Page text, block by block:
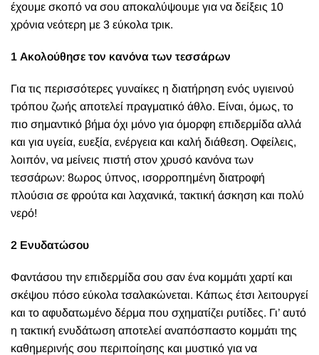
έχουμε σκοπό να σου αποκαλύψουμε για να δείξεις 10
χρόνια νεότερη με 3 εύκολα τρικ.
1 Ακολούθησε τον κανόνα των τεσσάρων
Για τις περισσότερες γυναίκες η διατήρηση ενός υγιεινού
τρόπου ζωής αποτελεί πραγματικό άθλο. Είναι, όμως, το
πιο σημαντικό βήμα όχι μόνο για όμορφη επιδερμίδα αλλά
και για υγεία, ευεξία, ενέργεια και καλή διάθεση. Οφείλεις,
λοιπόν, να μείνεις πιστή στον χρυσό κανόνα των
τεσσάρων: 8ωρος ύπνος, ισορροπημένη διατροφή
πλούσια σε φρούτα και λαχανικά, τακτική άσκηση και πολύ
νερό!
2 Ενυδατώσου
Φαντάσου την επιδερμίδα σου σαν ένα κομμάτι χαρτί και
σκέψου πόσο εύκολα τσαλακώνεται. Κάπως έτσι λειτουργεί
και το αφυδατωμένο δέρμα που σχηματίζει ρυτίδες. Γι’ αυτό
η τακτική ενυδάτωση αποτελεί αναπόσπαστο κομμάτι της
καθημερινής σου περιποίησης και μυστικό για να